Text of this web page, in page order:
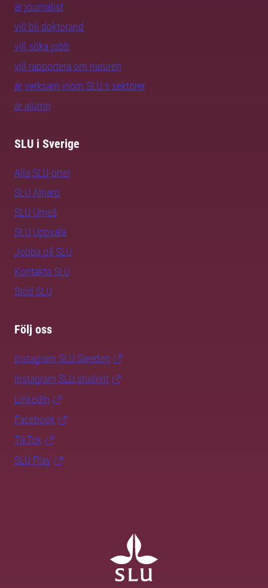
är journalist
vill bli doktorand
vill söka jobb
vill rapportera om naturen
är verksam inom SLU:s sektorer
är alumn
SLU i Sverige
Alla SLU-orter
SLU Alnarp
SLU Umeå
SLU Uppsala
Jobba på SLU
Kontakta SLU
Stöd SLU
Följ oss
Instagram SLU.Sweden
Instagram SLU.student
LinkedIn
Facebook
TikTok
SLU Play